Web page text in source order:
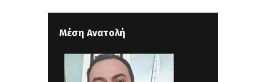
Μέση Ανατολή